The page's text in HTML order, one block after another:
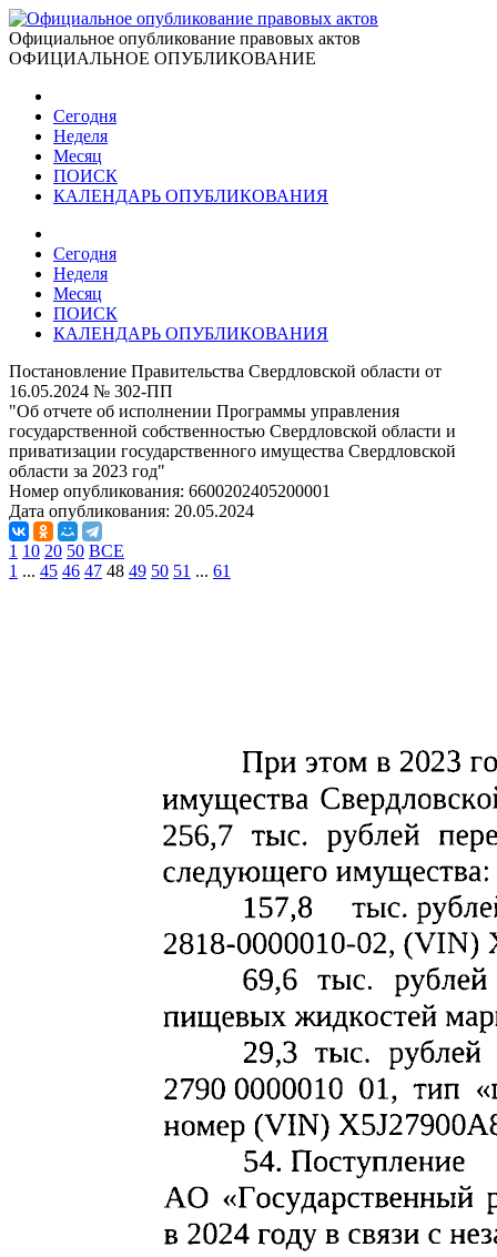
Официальное опубликование правовых актов
ОФИЦИАЛЬНОЕ ОПУБЛИКОВАНИЕ
Сегодня
Неделя
Месяц
ПОИСК
КАЛЕНДАРЬ ОПУБЛИКОВАНИЯ
Сегодня
Неделя
Месяц
ПОИСК
КАЛЕНДАРЬ ОПУБЛИКОВАНИЯ
Постановление Правительства Свердловской области от
16.05.2024 № 302-ПП
"Об отчете об исполнении Программы управления
государственной собственностью Свердловской области и
приватизации государственного имущества Свердловской
области за 2023 год"
Номер опубликования: 6600202405200001
Дата опубликования: 20.05.2024
1 10 20 50 ВСЕ
1 ... 45 46 47 48 49 50 51 ... 61